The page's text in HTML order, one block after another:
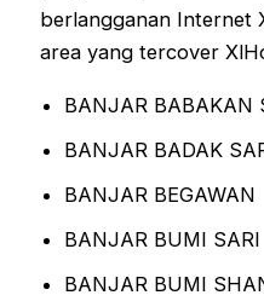
berlangganan Internet
area yang tercover
BANJAR BABAKAN
BANJAR BADAK
BANJAR BEGAWAN
BANJAR BUMI SARI
BANJAR BUMI